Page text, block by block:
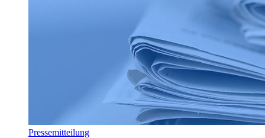
Pressemitteilung